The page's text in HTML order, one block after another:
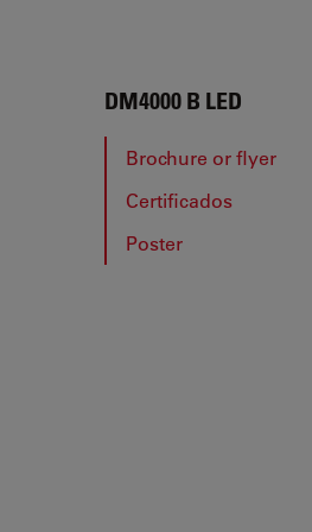
DM4000 B LED
Brochure or flyer
Certificados
Poster